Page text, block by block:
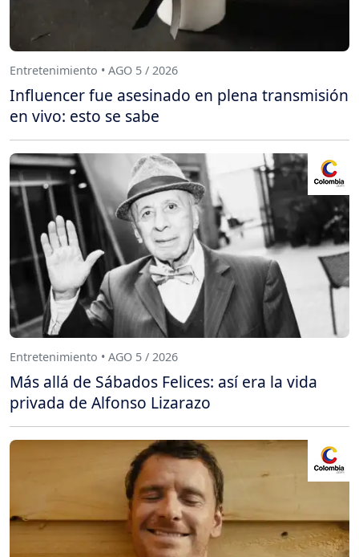
Entretenimiento • AGO 5 / 2026
Influencer fue asesinado en plena transmisión
en vivo: esto se sabe
Entretenimiento • AGO 5 / 2026
Más allá de Sábados Felices: así era la vida
privada de Alfonso Lizarazo